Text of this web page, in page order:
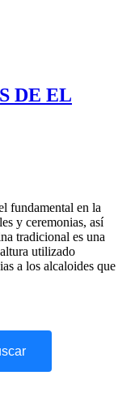
DE EL
fundamental en la
y ceremonias, así
tradicional es una
utilizado
a los alcaloides que